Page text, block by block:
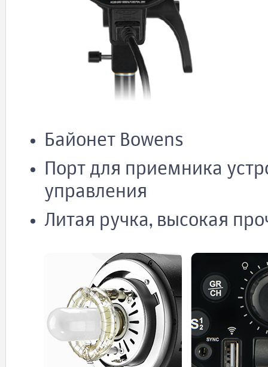
Байонет Bowens
Порт для приемника
управления
Литая ручка, высокая